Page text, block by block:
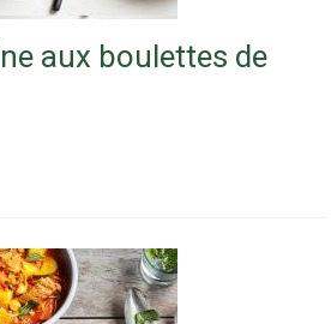
aux boulettes de